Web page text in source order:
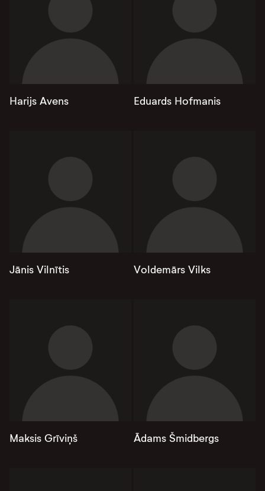
Harijs Avens Eduards Hofmanis
Jānis Vilnītis Voldemārs Vilks
Maksis Grīviņš Ādams Šmidbergs